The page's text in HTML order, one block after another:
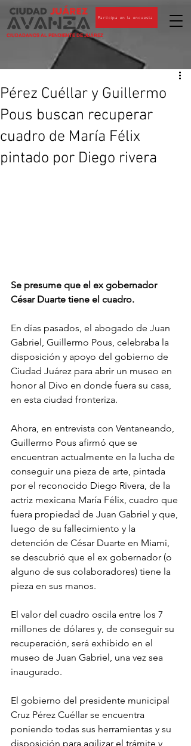
CIUDADANOS AL PENDIENTE DE JUÁREZ
Participa en la encuesta
Pérez Cuéllar y Guillermo
Pous buscan recuperar
cuadro de María Félix
pintado por Diego rivera
Se presume que el ex gobernador
César Duarte tiene el cuadro.
En días pasados, el abogado de Juan
Gabriel, Guillermo Pous, celebraba la
disposición y apoyo del gobierno de
Ciudad Juárez para abrir un museo en
honor al Divo en donde fuera su casa,
en esta ciudad fronteriza.
Ahora, en entrevista con Ventaneando,
Guillermo Pous afirmó que se
encuentran actualmente en la lucha de
conseguir una pieza de arte, pintada
por el reconocido Diego Rivera, de la
actriz mexicana María Félix, cuadro que
fuera propiedad de Juan Gabriel y que,
luego de su fallecimiento y la
detención de César Duarte en Miami,
se descubrió que el ex gobernador (o
alguno de sus colaboradores) tiene la
pieza en sus manos.
El valor del cuadro oscila entre los 7
millones de dólares y, de conseguir su
recuperación, será exhibido en el
museo de Juan Gabriel, una vez sea
inaugurado.
El gobierno del presidente municipal
Cruz Pérez Cuéllar se encuentra
poniendo todas sus herramientas y su
disposición para agilizar el trámite y